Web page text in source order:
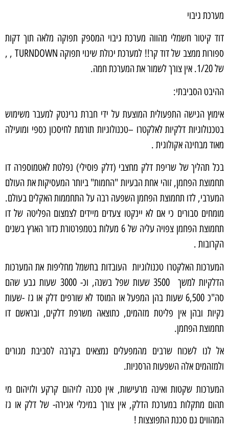
מערכת גיבוי
דוד קיטור חשמלי מהווה מערכת גיבוי המספק תפוקה מלאה תוך דקות
ספורות ממצב של דוד קר!! למערכת יכולת שינוי תפוקה TURNDOWN , ,
של 1/20. אין צורך לשמור את המערכת חמה.
ההיבט הסביבתי:
אימוץ הגישה התפעולית המוצעת על ידי חברת גרינטק למעבר משימוש
בטכנולוגיות דלקיות לאלקטרו –טכנולוגיות תורמת לחיסכון כספי ומועילה
מאוד מבחינה אקולוגית .
בכל תהליך של שריפת דלק מחצבי (דלק פוסילי) נפלטת לאטמוספרה דו
תחמוצת הפחמן, זוהי אחת הבעיות "החמות" ביותר המעסיקות את העולם
המערבי, לדו תחמוצת הפחמן השפעה רבה על התחממות האקלים בעולם.
מומחים סבורים כי אם לא יינקטו צעדים מיידים לצמצום הפליטה של דו
תחמוצת הפחמן צפויה עליה של 6 מעלות בטמפרטורת כדור הארץ בשנים
הקרובות .
המערכות האלקטרו טכנולוגיות העובדות בחשמל מחליפות את המערכות
הדלקיות למשך 3500 שעות שפל בשנה, וכ- 3000 שעות גבע שהם
סה"כ 6,500 שעות בהן המפעל או המוסד לא שורפים דלק או גז -שעות
נקיות ובהן אין פליטת מזהמים, כתוצאה משרפת דלקים, ובראשם דו
תחמוצת הפחמן.
אל לנו לשכוח שרבים מהמפעלים נמצאים בקרבה לסביבת מגורים
ולמזהמים אלה השפעות הרסניות.
המערכות שקטות ואינה מרעישות, אין סכנה לזיהום קרקע ולזיהום מי
תהום מתקלות במערכת הדלק, אין צורך במיכלי אגירה- של דלק או גז
המהווים גם סכנת התפוצצות !